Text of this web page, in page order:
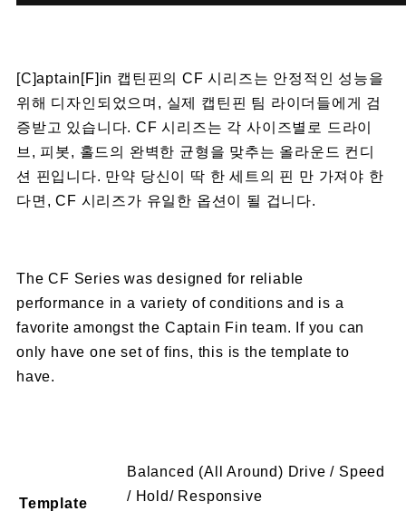
[C]aptain[F]in 캡틴핀의 CF 시리즈는 안정적인 성능을
위해 디자인되었으며, 실제 캡틴핀 팀 라이더들에게 검
증받고 있습니다. CF 시리즈는 각 사이즈별로 드라이
브, 피봇, 홀드의 완벽한 균형을 맞추는 올라운드 컨디
션 핀입니다. 만약 당신이 딱 한 세트의 핀 만 가져야 한
다면, CF 시리즈가 유일한 옵션이 될 겁니다.
The CF Series was designed for reliable
performance in a variety of conditions and is a
favorite amongst the Captain Fin team. If you can
only have one set of fins, this is the template to
have.
Template
Balanced (All Around) Drive / Speed
/ Hold/ Responsive